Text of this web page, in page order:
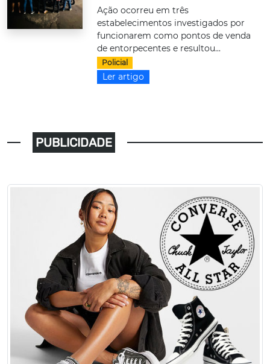
Ação ocorreu em três
estabelecimentos investigados por
funcionarem como pontos de venda
de entorpecentes e resultou...
Policial
Ler artigo
PUBLICIDADE